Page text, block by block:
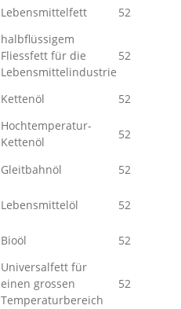
Lebensmittelfett 52
halbflüssigem
Fliessfett für die
Lebensmittelindustrie
52
Kettenöl 52
Hochtemperatur-
Kettenöl
52
Gleitbahnöl 52
Lebensmittelöl 52
Bioöl 52
Universalfett für
einen grossen
Temperaturbereich
52